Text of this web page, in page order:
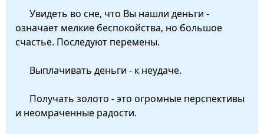
Увидеть во сне, что Вы нашли деньги -
означает мелкие беспокойства, но большое
счастье. Последуют перемены.
Выплачивать деньги - к неудаче.
Получать золото - это огромные перспективы
и неомраченные радости.